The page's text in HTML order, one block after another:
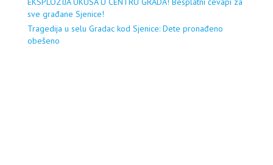
sve građane Sjenice!
Tragedija u selu Gradac kod Sjenice: Dete pronađeno
obešeno